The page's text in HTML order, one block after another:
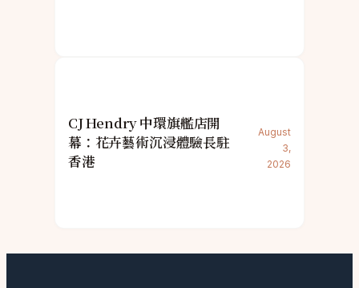
CJ Hendry 中環旗艦店開
幕：花卉藝術沉浸體驗長駐
香港
August
3,
2026